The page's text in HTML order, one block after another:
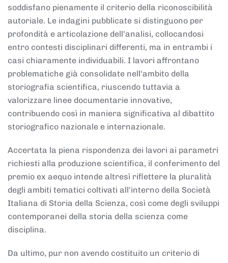
soddisfano pienamente il criterio della riconoscibilità
autoriale. Le indagini pubblicate si distinguono per
profondità e articolazione dell'analisi, collocandosi
entro contesti disciplinari differenti, ma in entrambi i
casi chiaramente individuabili. I lavori affrontano
problematiche già consolidate nell'ambito della
storiografia scientifica, riuscendo tuttavia a
valorizzare linee documentarie innovative,
contribuendo così in maniera significativa al dibattito
storiografico nazionale e internazionale.
Accertata la piena rispondenza dei lavori ai parametri
richiesti alla produzione scientifica, il conferimento del
premio ex aequo intende altresì riflettere la pluralità
degli ambiti tematici coltivati all'interno della Società
Italiana di Storia della Scienza, così come degli sviluppi
contemporanei della storia della scienza come
disciplina.
Da ultimo, pur non avendo costituito un criterio di